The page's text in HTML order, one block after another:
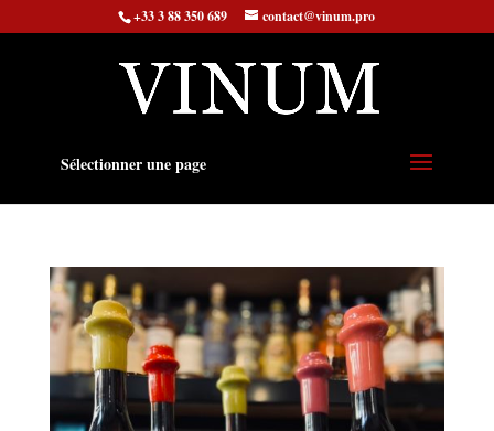
+33 3 88 350 689 contact@vinum.pro
Sélectionner une page